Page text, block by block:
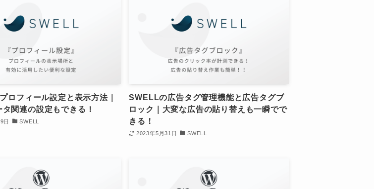
ロフィール設定と表示方法｜
関連の設定もできる！
日 SWELL
SWELLの広告タグ管理機能と広告タグブ
ロック｜大変な広告の貼り替えも一瞬でで
きる！
2023年5月31日 SWELL